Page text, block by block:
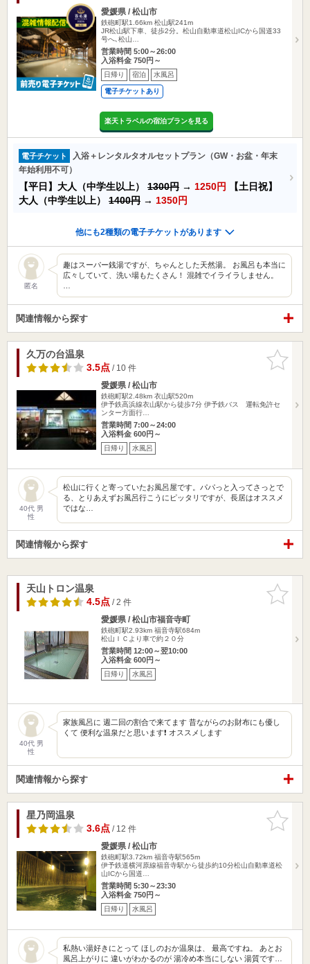
愛媛県 / 松山市
鉄砲町駅1.66km 松山駅241m
JR松山駅下車、徒歩2分。松山自動車道松山ICから国道33
号へ､松山…
営業時間 5:00～26:00
入浴料金 750円～
日帰り 宿泊 水風呂
電子チケットあり
楽天トラベルの宿泊プランを見る
電子チケット
入浴＋レンタルタオルセットプラン（GW・お盆・年末
年始利用不可）
【平日】大人（中学生以上） 1300円 → 1250円
【土日祝】
大人（中学生以上） 1400円 → 1350円
他にも2種類の電子チケットがあります
匿名
趣はスーパー銭湯ですが、ちゃんとした天然湯。 お風呂も本当に
広々していて、洗い場もたくさん！ 混雑でイライラしません。
関連情報から探す
お気に入
りに追加
久万の台温泉
3.5点/ 10 件
愛媛県 / 松山市
鉄砲町駅2.48km 衣山駅520m
伊予鉄高浜線衣山駅から徒歩7分 伊予鉄バス 運転免許セ
ンター方面行…
営業時間 7:00～24:00
入浴料金 600円～
日帰り 水風呂
40代 男
性
松山に行くと寄っていたお風呂屋です。パパっと入ってさっとで
る、とりあえずお風呂行こうにピッタリですが、長居はオススメ
ではな…
関連情報から探す
お気に入
りに追加
天山トロン温泉
4.5点/ 2 件
愛媛県 / 松山市福音寺町
鉄砲町駅2.93km 福音寺駅684m
松山ＩＣより車で約２０分
営業時間 12:00～翌10:00
入浴料金 600円～
日帰り 水風呂
40代 男
性
家族風呂に 週二回の割合で来てます 昔ながらのお財布にも優し
くて 便利な温泉だと思います❗ オススメします
関連情報から探す
お気に入
りに追加
星乃岡温泉
3.6点/ 12 件
愛媛県 / 松山市
鉄砲町駅3.72km 福音寺駅565m
伊予鉄道横河原線福音寺駅から徒歩約10分松山自動車道松
山ICから国道…
営業時間 5:30～23:30
入浴料金 750円～
日帰り 水風呂
私熱い湯好きにとって ほしのおか温泉は、 最高ですね。 あとお
風呂上がりに 違いがわかるのが 湯冷め本当にしない 湯質です…